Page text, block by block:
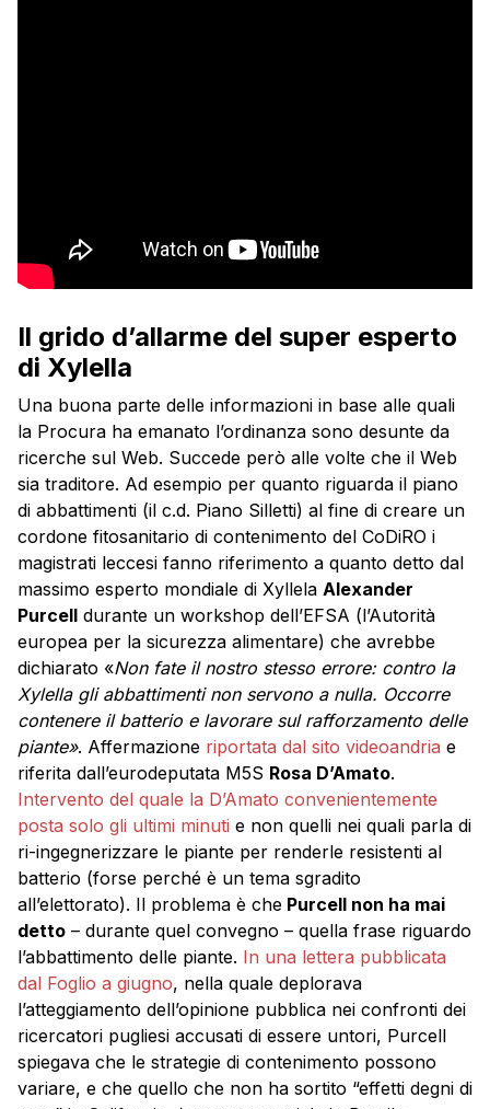
Il grido d’allarme del super esperto
di Xylella
Una buona parte delle informazioni in base alle quali
la Procura ha emanato l’ordinanza sono desunte da
ricerche sul Web. Succede però alle volte che il Web
sia traditore. Ad esempio per quanto riguarda il piano
di abbattimenti (il c.d. Piano Silletti) al fine di creare un
cordone fitosanitario di contenimento del CoDiRO i
magistrati leccesi fanno riferimento a quanto detto dal
massimo esperto mondiale di Xyllela Alexander
Purcell durante un workshop dell’EFSA (l’Autorità
europea per la sicurezza alimentare) che avrebbe
dichiarato «Non fate il nostro stesso errore: contro la
Xylella gli abbattimenti non servono a nulla. Occorre
contenere il batterio e lavorare sul rafforzamento delle
piante». Affermazione riportata dal sito videoandria e
riferita dall’eurodeputata M5S Rosa D’Amato.
Intervento del quale la D’Amato convenientemente
posta solo gli ultimi minuti e non quelli nei quali parla di
ri-ingegnerizzare le piante per renderle resistenti al
batterio (forse perché è un tema sgradito
all’elettorato). Il problema è che Purcell non ha mai
detto – durante quel convegno – quella frase riguardo
l’abbattimento delle piante. In una lettera pubblicata
dal Foglio a giugno, nella quale deplorava
l’atteggiamento dell’opinione pubblica nei confronti dei
ricercatori pugliesi accusati di essere untori, Purcell
spiegava che le strategie di contenimento possono
variare, e che quello che non ha sortito “effetti degni di